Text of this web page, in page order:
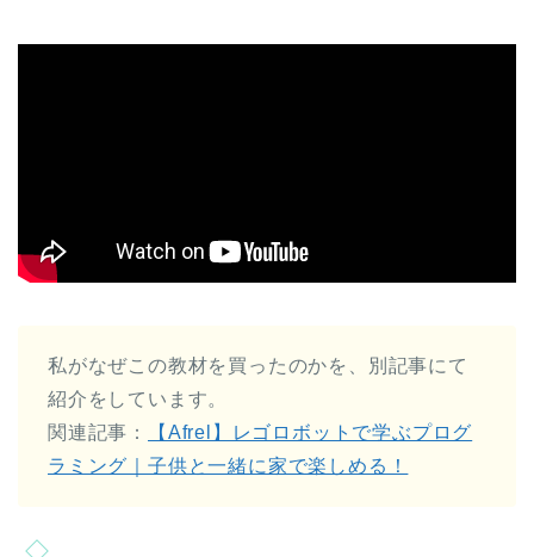
私がなぜこの教材を買ったのかを、別記事にて
紹介をしています。
関連記事：
【Afrel】レゴロボットで学ぶプログ
ラミング｜子供と一緒に家で楽しめる！